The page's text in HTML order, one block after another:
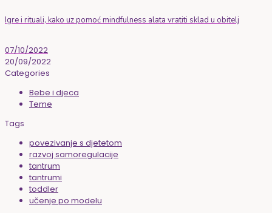
Igre i rituali, kako uz pomoć mindfulness alata vratiti sklad u obitelj
07/10/2022
20/09/2022
Categories
Bebe i djeca
Teme
Tags
povezivanje s djetetom
razvoj samoregulacije
tantrum
tantrumi
toddler
učenje po modelu